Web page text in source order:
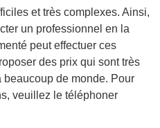
et très complexes. Ainsi,
un professionnel en la
peut effectuer ces
des prix qui sont très
de monde. Pour
veuillez le téléphoner